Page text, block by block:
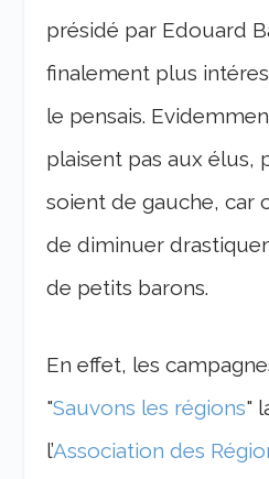
présidé par Edouard
finalement plus
le pensais.
plaisent pas aux élus,
soient de gauche, car
de diminuer
de petits barons.
En effet, les
"Sauvons les régions"
l’Association des